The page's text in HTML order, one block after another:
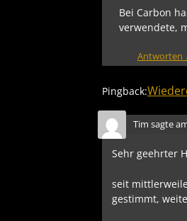
Bei Carbon
verwendete,
Antworten
Pingback:
Tim sagte
Sehr geehrter
seit
gestimmt,